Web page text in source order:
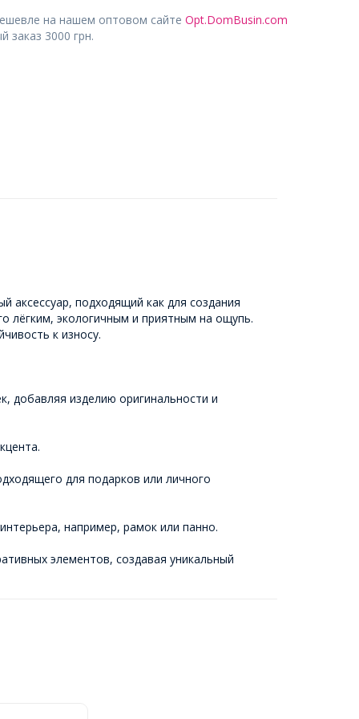
на нашем оптовом сайте Opt.DomBusin.com
заказ 3000 грн.
подходящий как для создания
лёгким, экологичным и приятным на ощупь.
к износу.
добавляя изделию оригинальности и
для подарков или личного
например, рамок или панно.
элементов, создавая уникальный